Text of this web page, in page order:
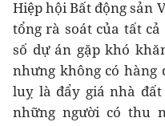
Hiệp hội Bất động sản
tổng rà soát của tất
số dự án gặp khó
nhưng không có hàng
luỵ là đẩy giá nhà
những người có thu